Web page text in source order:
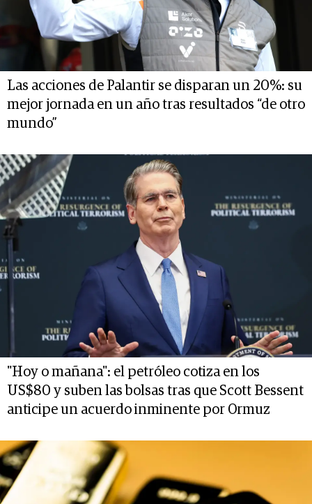
Las acciones de Palantir se disparan un 20%: su
mejor jornada en un año tras resultados “de otro
mundo”
"Hoy o mañana": el petróleo cotiza en los
US$80 y suben las bolsas tras que Scott Bessent
anticipe un acuerdo inminente por Ormuz